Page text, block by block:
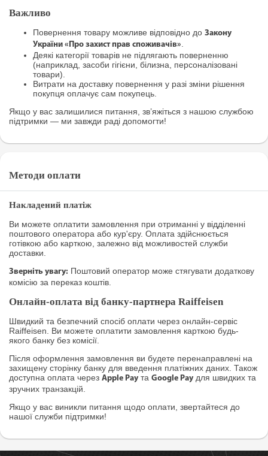
Важливо
Повернення товару можливе відповідно до Закону
України «Про захист прав споживачів».
Деякі категорії товарів не підлягають поверненню
(наприклад, засоби гігієни, білизна, персоналізовані
товари).
Витрати на доставку повернення у разі зміни рішення
покупця оплачує сам покупець.
Якщо у вас залишилися питання, зв’яжіться з нашою службою
підтримки — ми завжди раді допомогти!
Методи оплати
Накладений платіж
Ви можете оплатити замовлення при отриманні у відділенні
поштового оператора або кур'єру. Оплата здійснюється
готівкою або карткою, залежно від можливостей служби
доставки.
Зверніть увагу: Поштовий оператор може стягувати додаткову
комісію за переказ коштів.
Онлайн-оплата від банку-партнера Raiffeisen
Швидкий та безпечний спосіб оплати через онлайн-сервіс
Raiffeisen. Ви можете оплатити замовлення карткою будь-
якого банку без комісії.
Після оформлення замовлення ви будете перенаправлені на
захищену сторінку банку для введення платіжних даних. Також
доступна оплата через Apple Pay та Google Pay для швидких та
зручних транзакцій.
Якщо у вас виникли питання щодо оплати, звертайтеся до
нашої служби підтримки!